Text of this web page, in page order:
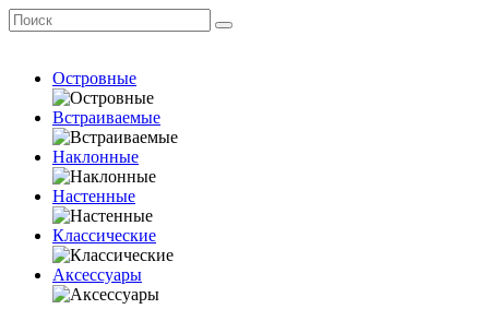
Островные
Встраиваемые
Наклонные
Настенные
Классические
Аксессуары